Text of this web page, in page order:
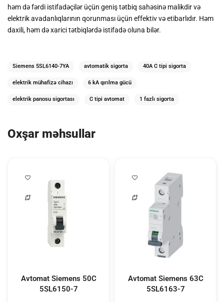
həm də fərdi istifadəçilər üçün geniş tətbiq sahəsinə malikdir və
elektrik avadanlıqlarının qorunması üçün effektiv və etibarlıdır. Həm
daxili, həm də xarici tətbiqlərdə istifadə oluna bilər.
Siemens 5SL6140-7YA avtomatik sigorta 40A C tipi sigorta
elektrik mühafizə cihazı 6 kA qırılma gücü
elektrik panosu sigortası C tipi avtomat 1 fazlı sigorta​
Oxşar məhsullar
Avtomat Siemens 50C
5SL6150-7
Avtomat Siemens 63C
5SL6163-7